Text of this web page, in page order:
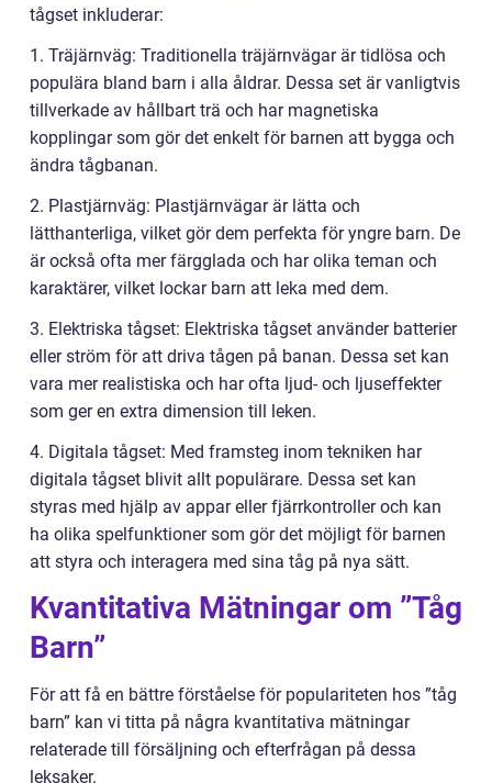
tågset inkluderar:
1. Träjärnväg: Traditionella träjärnvägar är tidlösa och
populära bland barn i alla åldrar. Dessa set är vanligtvis
tillverkade av hållbart trä och har magnetiska
kopplingar som gör det enkelt för barnen att bygga och
ändra tågbanan.
2. Plastjärnväg: Plastjärnvägar är lätta och
lätthanterliga, vilket gör dem perfekta för yngre barn. De
är också ofta mer färgglada och har olika teman och
karaktärer, vilket lockar barn att leka med dem.
3. Elektriska tågset: Elektriska tågset använder batterier
eller ström för att driva tågen på banan. Dessa set kan
vara mer realistiska och har ofta ljud- och ljuseffekter
som ger en extra dimension till leken.
4. Digitala tågset: Med framsteg inom tekniken har
digitala tågset blivit allt populärare. Dessa set kan
styras med hjälp av appar eller fjärrkontroller och kan
ha olika spelfunktioner som gör det möjligt för barnen
att styra och interagera med sina tåg på nya sätt.
Kvantitativa Mätningar om ”Tåg
Barn”
För att få en bättre förståelse för populariteten hos ”tåg
barn” kan vi titta på några kvantitativa mätningar
relaterade till försäljning och efterfrågan på dessa
leksaker.